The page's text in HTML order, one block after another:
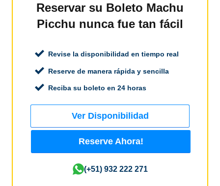
Reservar su Boleto Machu
Picchu nunca fue tan fácil
Revise la disponibilidad en tiempo real
Reserve de manera rápida y sencilla
Reciba su boleto en 24 horas
Ver Disponibilidad
Reserve Ahora!
(+51) 932 222 271